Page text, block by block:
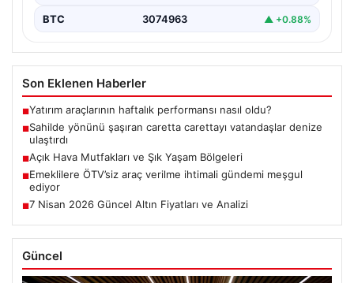
BTC 3074963 ▲ +0.88%
Son Eklenen Haberler
■Yatırım araçlarının haftalık performansı nasıl oldu?
■Sahilde yönünü şaşıran caretta carettayı vatandaşlar denize
ulaştırdı
■Açık Hava Mutfakları ve Şık Yaşam Bölgeleri
■Emeklilere ÖTV’siz araç verilme ihtimali gündemi meşgul
ediyor
■7 Nisan 2026 Güncel Altın Fiyatları ve Analizi
Güncel